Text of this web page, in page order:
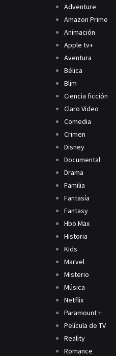
Adventure
Amazon Prime
Animación
Apple tv+
Aventura
Bélica
Blim
Ciencia ficción
Claro Video
Comedia
Crimen
Disney
Documental
Drama
Familia
Fantasía
Fantasy
Hbo Max
Historia
Kids
Marvel
Misterio
Música
Netflix
Paramount +
Película de TV
Reality
Romance